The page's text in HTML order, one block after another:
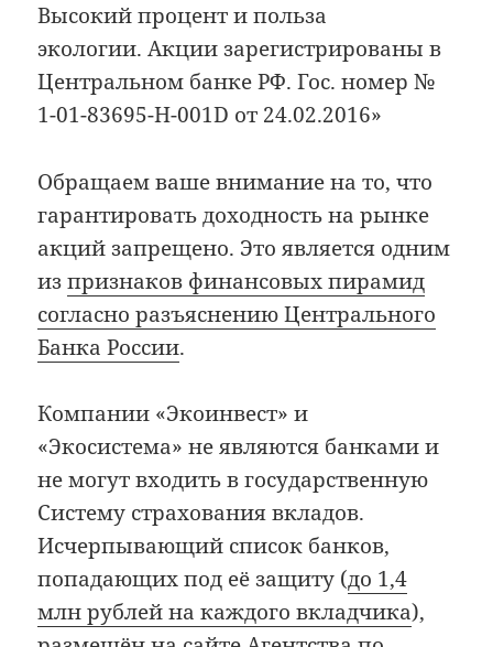
Высокий процент и польза
экологии. Акции зарегистрированы в
Центральном банке РФ. Гос. номер №
1-01-83695-H-001D от 24.02.2016»
Обращаем ваше внимание на то, что
гарантировать доходность на рынке
акций запрещено. Это является одним
изпризнаков финансовых пирамид
согласно разъяснению Центрального
Банка России.
Компании «Экоинвест» и
«Экосистема» не являются банками и
не могут входить в государственную
Систему страхования вкладов.
Исчерпывающий список банков,
попадающих под её защиту (до 1,4
млн рублей на каждого вкладчика),